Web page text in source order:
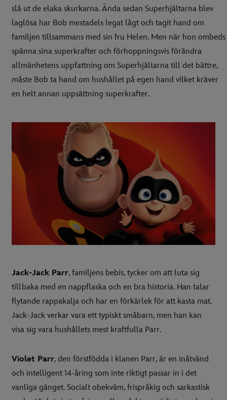
slå ut de elaka skurkarna. Ända sedan Superhjältarna blev
laglösa har Bob mestadels legat lågt och tagit hand om
familjen tillsammans med sin fru Helen. Men när hon ombeds
spänna sina superkrafter och förhoppningsvis förändra
allmänhetens uppfattning om Superhjältarna till det bättre,
måste Bob ta hand om hushållet på egen hand vilket kräver
en helt annan uppsättning superkrafter.
Jack-Jack Parr, familjens bebis, tycker om att luta sig
tillbaka med en nappflaska och en bra historia. Han talar
flytande rappakalja och har en förkärlek för att kasta mat.
Jack-Jack verkar vara ett typiskt småbarn, men han kan
visa sig vara hushållets mest kraftfulla Parr.
Violet Parr, den förstfödda i klanen Parr, är en inåtvänd
och intelligent 14-åring som inte riktigt passar in i det
vanliga gänget. Socialt obekväm, frispråkig och sarkastisk